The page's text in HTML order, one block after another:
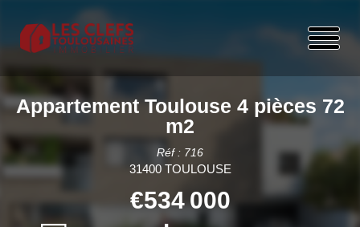
Appartement Toulouse 4 pièces 72
m2
Réf : 716
31400 TOULOUSE
€534 000